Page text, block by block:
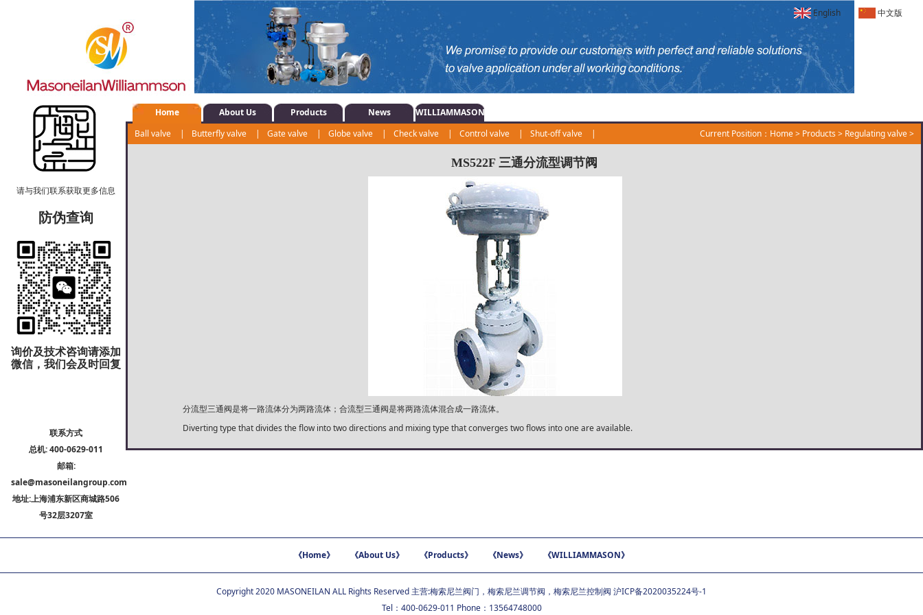
请与我们联系获取更多信息
防伪查询
询价及技术咨询请添加
微信，我们会及时回复
联系方式
总机: 400-0629-011
邮箱:
sale@masoneilangroup.com
地址:上海浦东新区商城路506
号32层3207室
中文版
English
Home About Us Products News
WILLIAMMASON
Current Position： Home> Products > Regulating valve>
Ball valve | Butterfly valve | Gate valve | Globe valve | Check valve | Control valve | Shut-off valve
|
MS522F 三通分流型调节阀
分流型三通阀是将一路流体分为两路流体；合流型三通阀是将两路流体混合成一路流体。
Diverting type that divides the flow into two directions and mixing type that converges two flows into one are available.
《Home》 《About Us》 《Products》 《News》 《WILLIAMMASON》
Copyright 2020 MASONEILAN ALL Rights Reserved 主营:梅索尼兰阀门 ， 梅索尼兰调节阀 ， 梅索尼兰控制阀 沪ICP备2020035224号-1
Tel：400-0629-011 Phone：13564748000